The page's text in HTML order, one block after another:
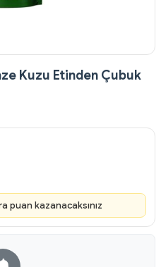
Kuzu Etinden Çubuk
puan kazanacaksınız